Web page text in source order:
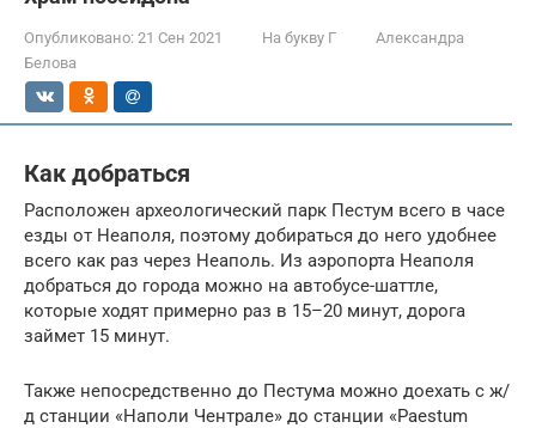
Опубликовано: 21 Сен 2021 На букву Г
Александра
Белова
Как добраться
Расположен археологический парк Пестум всего в часе
езды от Неаполя, поэтому добираться до него удобнее
всего как раз через Неаполь. Из аэропорта Неаполя
добраться до города можно на автобусе-шаттле,
которые ходят примерно раз в 15–20 минут, дорога
займет 15 минут.
Также непосредственно до Пестума можно доехать с ж/
д станции «Наполи Чентрале» до станции «Paestum